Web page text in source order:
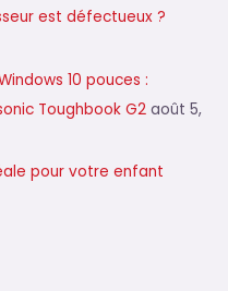
est défectueux ?
10 pouces :
Toughbook G2 août 5,
pour votre enfant